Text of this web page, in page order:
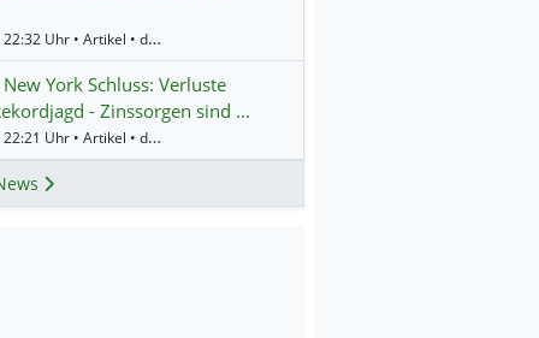
Gestern 22:32 Uhr • Artikel • dpa-AFX
York Schluss: Verluste
- Zinssorgen sind …
Gestern 22:21 Uhr • Artikel • dpa-AFX